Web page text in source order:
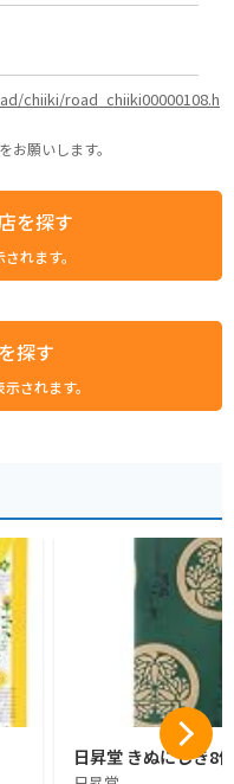
chiiki/road_chiiki00000108.h
お願いします。
を探す
れます。
探す
されます。
日昇堂 きぬにしき8個